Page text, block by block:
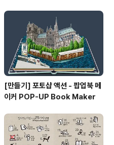
[만들기] 포토샵 액션 - 팝업북 메
이커 POP-UP Book Maker